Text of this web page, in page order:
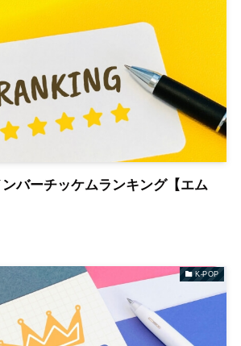
バーチッケムランキング【エム
K-POP